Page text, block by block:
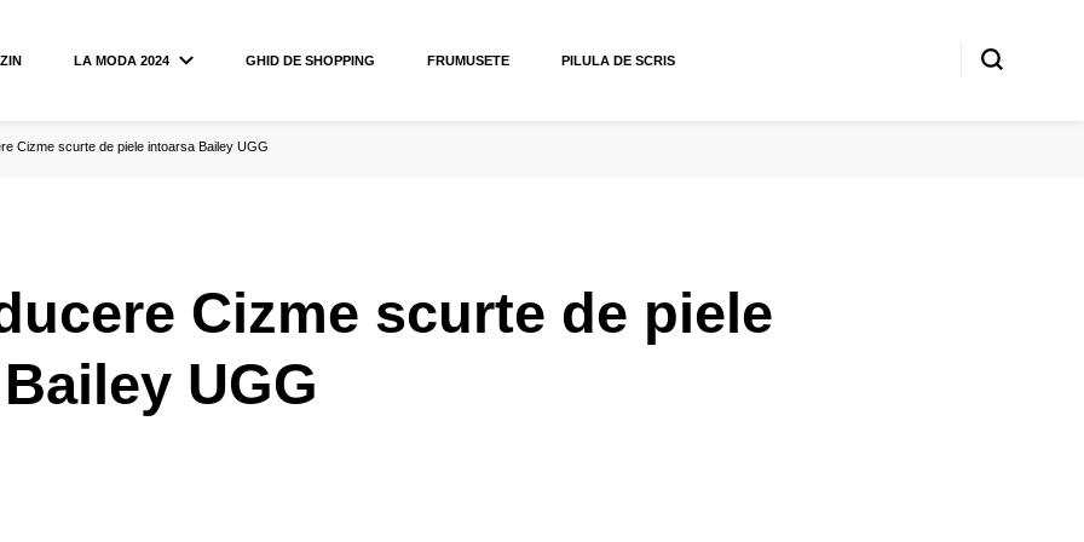
LA MODA 2024 GHID DE SHOPPING FRUMUSETE PILULA DE SCRIS
Cizme scurte de piele intoarsa Bailey UGG
Cizme scurte de piele
UGG